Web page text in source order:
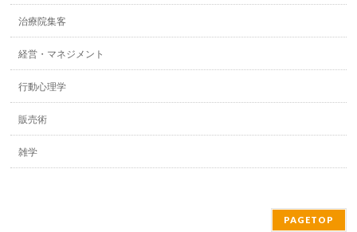
治療院集客
経営・マネジメント
行動心理学
販売術
雑学
PAGETOP